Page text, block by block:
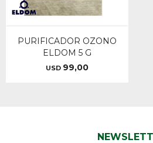
PURIFICADOR OZONO
ELDOM 5 G
USD 99,00